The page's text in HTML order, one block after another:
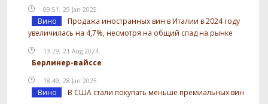
09:51, 29 Jan 2025
Вино
Продажа иностранных вин в Италии в 2024 году
увеличилась на 4,7%, несмотря на общий спад на рынке
13:29, 21 Aug 2024
Берлинер-вайссе
18:49, 28 Jan 2025
Вино В США стали покупать меньше премиальных вин